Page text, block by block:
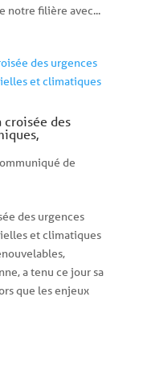
notre filière avec...
croisée des
de
des urgences
et climatiques
a tenu ce jour sa
que les enjeux